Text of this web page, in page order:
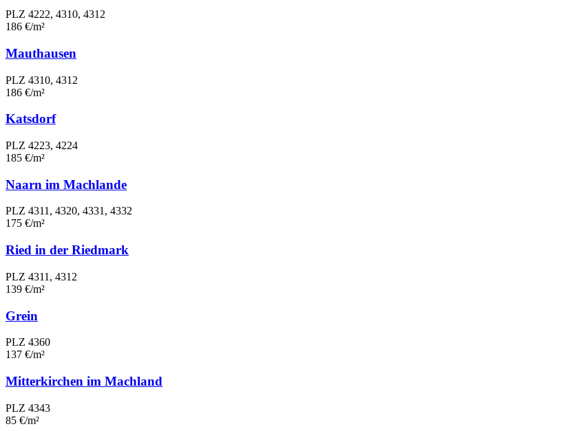
PLZ 4222, 4310, 4312
186 €/m²
Mauthausen
PLZ 4310, 4312
186 €/m²
Katsdorf
PLZ 4223, 4224
185 €/m²
Naarn im Machlande
PLZ 4311, 4320, 4331, 4332
175 €/m²
Ried in der Riedmark
PLZ 4311, 4312
139 €/m²
Grein
PLZ 4360
137 €/m²
Mitterkirchen im Machland
PLZ 4343
85 €/m²